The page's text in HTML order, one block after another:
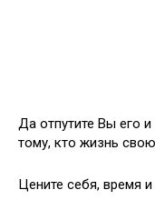
Да отпутите Вы его
тому, кто жизнь
Цените себя, время